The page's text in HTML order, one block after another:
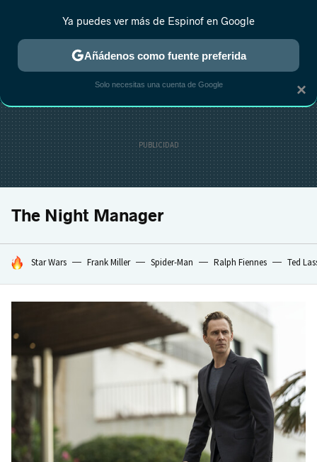
ESTRENOS REALITY ANIME RANKINGS CINE
The Night Manager
HOY SE HABLA DE
Star Wars Frank Miller Spider-Man Ralph Fiennes Ted
×
Ya puedes ver más de Espinof en Google
Añádenos como fuente preferida
Solo necesitas una cuenta de Google